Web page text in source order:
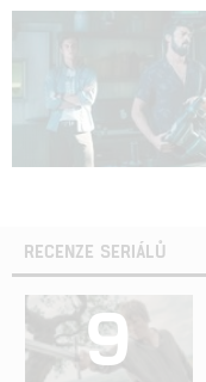
RECENZE SERIÁLŮ
9